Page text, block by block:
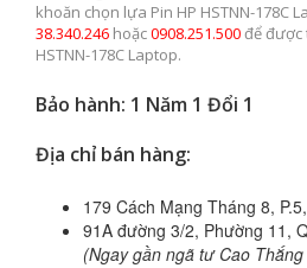
khoăn chọn lựa Pin HP HSTNN-178C
38.340.246 hoặc0908.251.500để được
HSTNN-178C Laptop.
Bảo hành: 1 Năm 1 Đổi 1
Địa chỉ bán hàng:
179 Cách Mạng Tháng 8,
91A đường 3/2, Phường 11,
(Ngay gần ngã tư Cao